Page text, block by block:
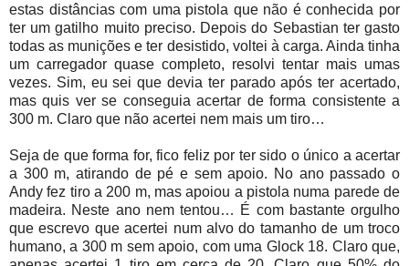
estas distâncias com uma pistola que não é conhecida por
ter um gatilho muito preciso. Depois do Sebastian ter gasto
todas as munições e ter desistido, voltei à carga. Ainda tinha
um carregador quase completo, resolvi tentar mais umas
vezes. Sim, eu sei que devia ter parado após ter acertado,
mas quis ver se conseguia acertar de forma consistente a
300 m. Claro que não acertei nem mais um tiro…
Seja de que forma for, fico feliz por ter sido o único a acertar
a 300 m, atirando de pé e sem apoio. No ano passado o
Andy fez tiro a 200 m, mas apoiou a pistola numa parede de
madeira. Neste ano nem tentou… É com bastante orgulho
que escrevo que acertei num alvo do tamanho de um troco
humano, a 300 m sem apoio, com uma Glock 18. Claro que,